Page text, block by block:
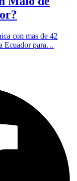
con mas de 42
Ecuador para…